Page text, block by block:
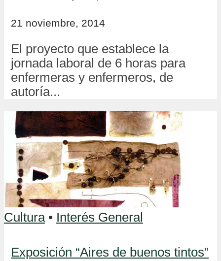
21 noviembre, 2014
El proyecto que establece la
jornada laboral de 6 horas para
enfermeras y enfermeros, de
autoría...
Cultura • Interés General
Exposición “Aires de buenos tintos”